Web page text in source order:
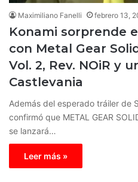
Maximiliano Fanelli febrero 13,
Konami sorprende
con Metal Gear
Vol. 2, Rev. NOiR y
Castlevania
Además del esperado tráiler de
confirmó que METAL GEAR
se lanzará…
Leer más »